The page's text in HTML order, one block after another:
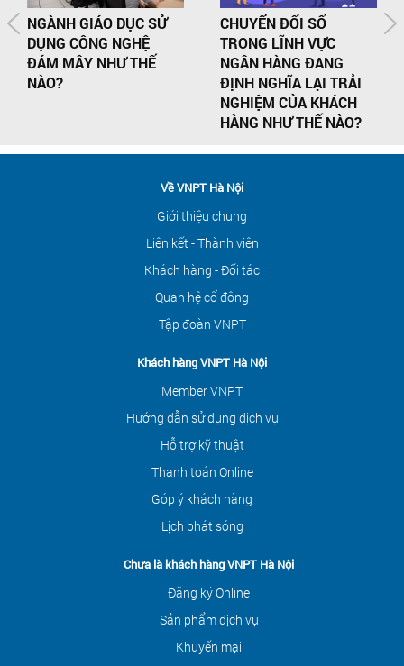
NGÀNH GIÁO DỤC SỬ
DỤNG CÔNG NGHỆ
ĐÁM MÂY NHƯ THẾ
NÀO?
CHUYỂN ĐỔI SỐ
TRONG LĨNH VỰC
NGÂN HÀNG ĐANG
ĐỊNH NGHĨA LẠI TRẢI
NGHIỆM CỦA KHÁCH
HÀNG NHƯ THẾ NÀO?
Về VNPT Hà Nội
Giới thiệu chung
Liên kết - Thành viên
Khách hàng - Đối tác
Quan hệ cổ đông
Tập đoàn VNPT
Khách hàng VNPT Hà Nội
Member VNPT
Hướng dẫn sử dụng dịch vụ
Hỗ trợ kỹ thuật
Thanh toán Online
Góp ý khách hàng
Lịch phát sóng
Chưa là khách hàng VNPT Hà Nội
Đăng ký Online
Sản phẩm dịch vụ
Khuyến mại